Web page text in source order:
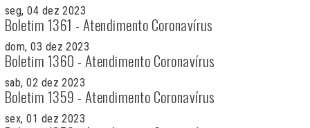
seg, 04 dez 2023
Boletim 1361 - Atendimento Coronavírus
dom, 03 dez 2023
Boletim 1360 - Atendimento Coronavírus
sab, 02 dez 2023
Boletim 1359 - Atendimento Coronavírus
sex, 01 dez 2023